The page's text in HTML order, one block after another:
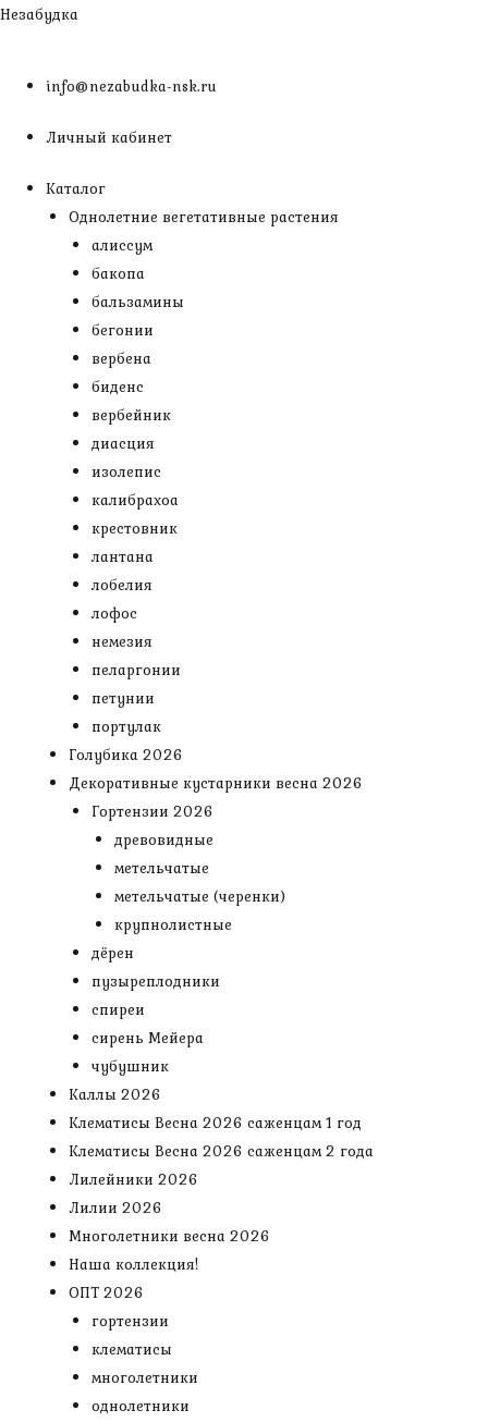
Перейти
Незабудка
info@nezabudka-nsk.ru
Личный кабинет
Каталог
Однолетние вегетативные растения
алиссум
бакопа
бальзамины
бегонии
вербена
биденс
вербейник
диасция
изолепис
калибрахоа
крестовник
лантана
лобелия
лофос
немезия
пеларгонии
петунии
портулак
Голубика 2026
Декоративные кустарники весна 2026
Гортензии 2026
древовидные
метельчатые
метельчатые (черенки)
крупнолистные
дёрен
пузыреплодники
спиреи
сирень Мейера
чубушник
Каллы 2026
Клематисы Весна 2026 саженцам 1 год
Клематисы Весна 2026 саженцам 2 года
Лилейники 2026
Лилии 2026
Многолетники весна 2026
Наша коллекция!
ОПТ 2026
гортензии
клематисы
многолетники
однолетники